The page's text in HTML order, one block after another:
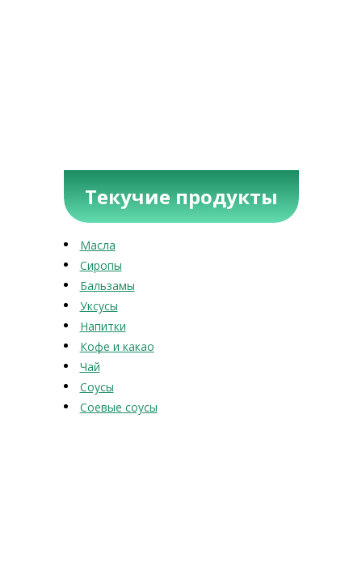
Текучие продукты
Масла
Сиропы
Бальзамы
Уксусы
Напитки
Кофе и какао
Чай
Соусы
Соевые соусы